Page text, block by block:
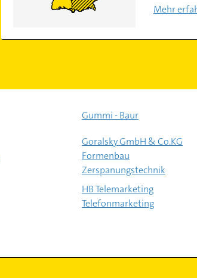
Mehr
Gummi - Baur
Goralsky GmbH & Co.KG
Formenbau
Zerspanungstechnik
HB Telemarketing
Telefonmarketing